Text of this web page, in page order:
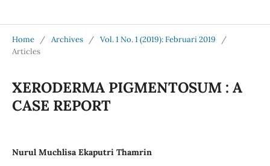
Home / Archives / Vol. 1 No. 1 (2019): Februari 2019
/
Articles
XERODERMA PIGMENTOSUM : A
CASE REPORT
Nurul Muchlisa Ekaputri Thamrin